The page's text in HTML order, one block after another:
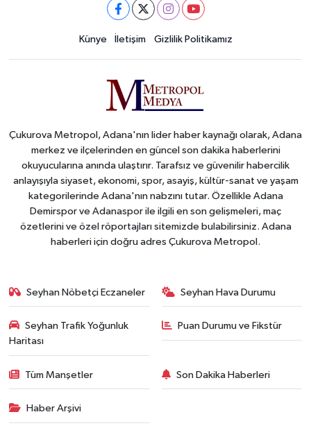
Künye İletişim Gizlilik Politikamız
Çukurova Metropol, Adana'nın lider haber kaynağı olarak, Adana
merkez ve ilçelerinden en güncel son dakika haberlerini
okuyucularına anında ulaştırır. Tarafsız ve güvenilir habercilik
anlayışıyla siyaset, ekonomi, spor, asayiş, kültür-sanat ve yaşam
kategorilerinde Adana'nın nabzını tutar. Özellikle Adana
Demirspor ve Adanaspor ile ilgili en son gelişmeleri, maç
özetlerini ve özel röportajları sitemizde bulabilirsiniz. Adana
haberleri için doğru adres Çukurova Metropol.
Seyhan Nöbetçi Eczaneler Seyhan Hava Durumu
Seyhan Trafik Yoğunluk
Haritası
Puan Durumu ve Fikstür
Tüm Manşetler Son Dakika Haberleri
Haber Arşivi